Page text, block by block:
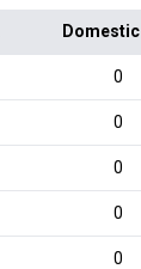
0
0
0
0
0